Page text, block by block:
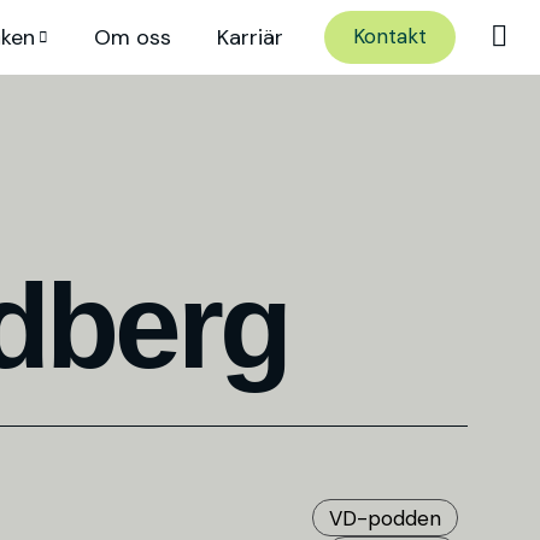
Om oss Karriär Kontakt
VD-podden